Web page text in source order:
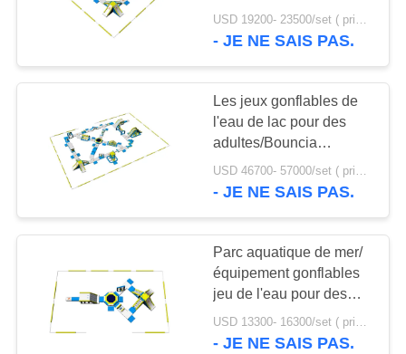
SUJET
NOUS
VISITE
D'USINE
CONTRÔLE
QUALITÉ
Cas gonflables de
parc aquatique
58
Trampoline
gonflable
gonflable de conception
de parc aquatique
USD 19200- 23500/set ( price just for reference, detailed prices need to be confirmed) MOQ:1PC
- JE NE SAIS PAS.
Les jeux gonflables de
l'eau de lac pour des
adultes/Bouncia
arrosent le fabricant
gonflable de parc
USD 46700- 57000/set ( price just for reference, detailed prices need to be confirmed) MOQ:1 ensemble ou une partie de l'ensemble du parc
- JE NE SAIS PAS.
Parc aquatique de mer/
équipement gonflables
jeu de l'eau pour des
adultes avec le certificat
de TUV
USD 13300- 16300/set ( price just for reference, detailed prices need to be confirmed) MOQ:1 pc
- JE NE SAIS PAS.